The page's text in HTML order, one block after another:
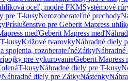
oceľ, modré FKMSystémové
pre T-kusyNerozoberateľné prechody
Príslušenstvo pre Geberit Mapress
meďGeberit Mapress meď
kusyKrížové tvarovkyNáhradné diely
spojenia, rozoberateľnéZátky
pre vykurovanieGeberit Mapress
T-kusyNáhradné diely pre T-kusy
Náhradné diely pre ZátkyNástenky